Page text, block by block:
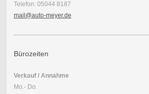
Telefon: 05044 8187
mail@auto-meyer.de
Bürozeiten
Verkauf / Annahme
Mo.- Do.